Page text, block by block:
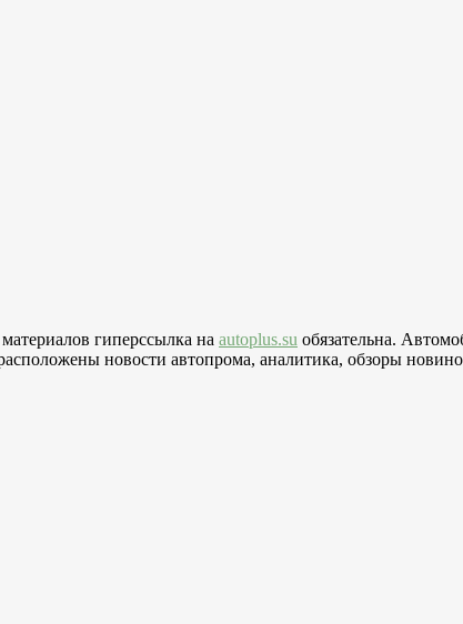
гиперссылка на autoplus.su обязательна.
новости автопрома, аналитика, обзоры